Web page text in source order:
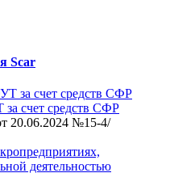
Scar
счет средств СФР
20.06.2024 №15-4/